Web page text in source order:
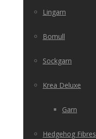
Lingarn
Bomull
Sockgarn
Krea Deluxe
Garn
Hedgehog Fibres